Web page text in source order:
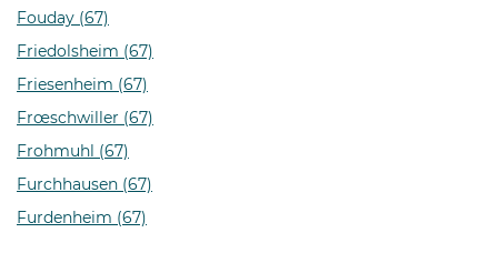
Fouday (67)
Friedolsheim (67)
Friesenheim (67)
Frœschwiller (67)
Frohmuhl (67)
Furchhausen (67)
Furdenheim (67)